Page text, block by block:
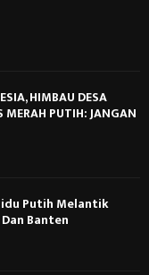
HIMBAU DESA
MERAH PUTIH: JANGAN
Putih Melantik
Banten